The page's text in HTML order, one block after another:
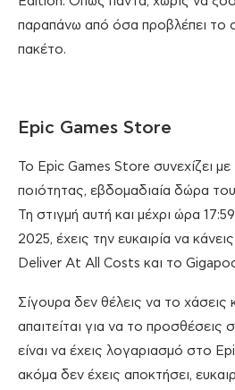
παραπάνω από όσα προβλέπει το
πακέτο.
Epic Games Store
Το Epic Games Store συνεχίζει με
ποιότητας, εβδομαδιαία δώρα
Τη στιγμή αυτή και μέχρι ώρα
2025, έχεις την ευκαιρία να
Deliver At All Costs και το
Σίγουρα δεν θέλεις να τo χάσεις
απαιτείται για να τo προσθέσεις
είναι να έχεις λογαριασμό στο
ακόμα δεν έχεις αποκτήσει,